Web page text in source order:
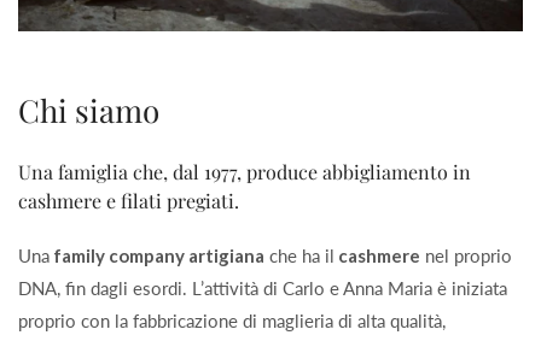
Chi siamo
Una famiglia che, dal 1977, produce abbigliamento in
cashmere e filati pregiati.
Una family company artigiana che ha il cashmere nel proprio
DNA, fin dagli esordi. L’attività di Carlo e Anna Maria è iniziata
proprio con la fabbricazione di maglieria di alta qualità,